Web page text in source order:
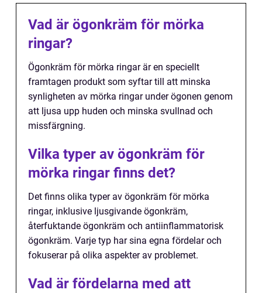
Vad är ögonkräm för mörka
ringar?
Ögonkräm för mörka ringar är en speciellt
framtagen produkt som syftar till att minska
synligheten av mörka ringar under ögonen genom
att ljusa upp huden och minska svullnad och
missfärgning.
Vilka typer av ögonkräm för
mörka ringar finns det?
Det finns olika typer av ögonkräm för mörka
ringar, inklusive ljusgivande ögonkräm,
återfuktande ögonkräm och antiinflammatorisk
ögonkräm. Varje typ har sina egna fördelar och
fokuserar på olika aspekter av problemet.
Vad är fördelarna med att